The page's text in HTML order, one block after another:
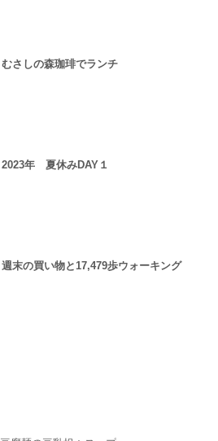
むさしの森珈琲でランチ
2023年 夏休みDAY１
週末の買い物と17,479歩ウォーキング